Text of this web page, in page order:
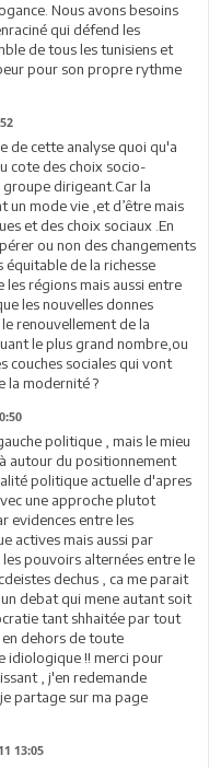
Nous avons besoins
qui défend les
de tous les tunisiens et
pour son propre rythme
de cette analyse quoi qu'a
cote des choix socio-
dirigeant.Car la
un mode vie ,et d’être mais
et des choix sociaux .En
ou non des changements
équitable de la richesse
régions mais aussi entre
les nouvelles donnes
renouvellement de la
le plus grand nombre,ou
couches sociales qui vont
la modernité ?
politique , mais le mieu
autour du positionnement
politique actuelle d'apres
une approche plutot
evidences entre les
actives mais aussi par
pouvoirs alternées entre le
dechus , ca me parait
debat qui mene autant soit
tant shhaitée par tout
dehors de toute
idiologique !! merci pour
, j'en redemande
partage sur ma page
13:05